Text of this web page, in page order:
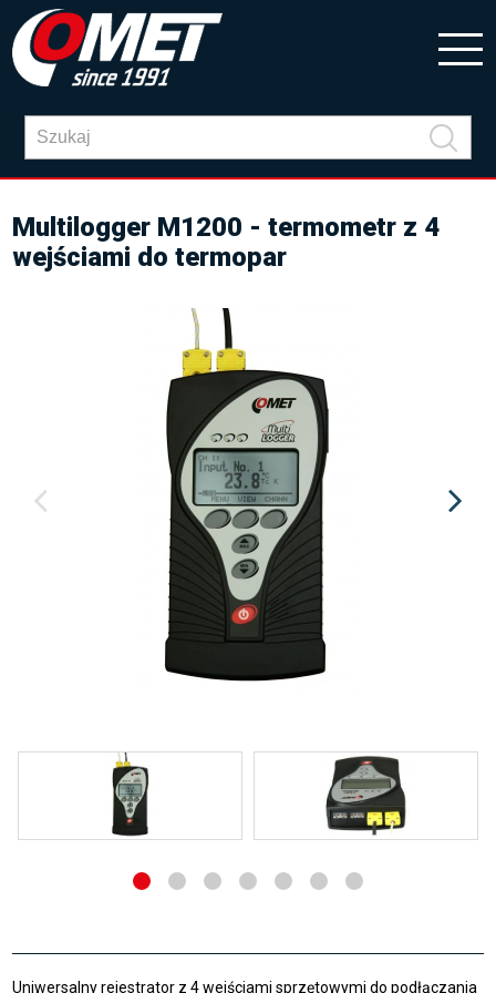
Multilogger M1200 - termometr z 4
wejściami do termopar
Uniwersalny rejestrator z 4 wejściami sprzętowymi do podłączania